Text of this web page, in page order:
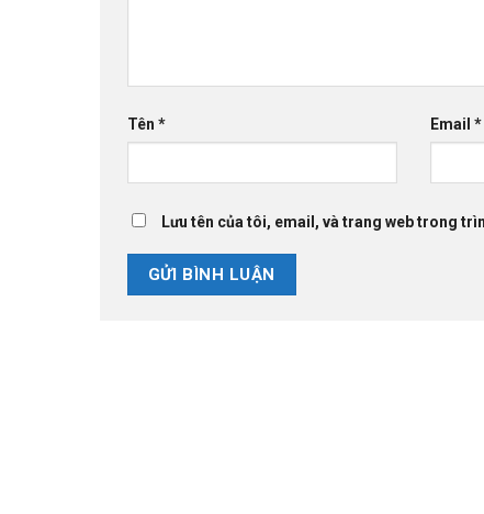
Tên * Email*
Lưu tên của tôi, email, và trang web trong